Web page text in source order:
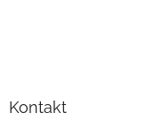
Kontakt